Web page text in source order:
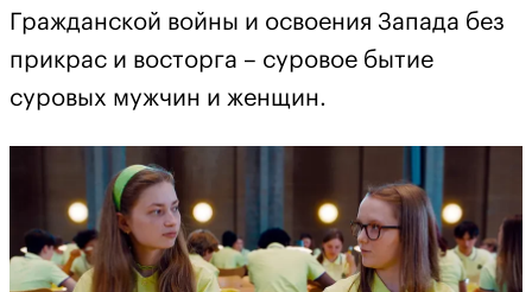
Гражданской войны и освоения Запада без
прикрас и восторга – суровое бытие
суровых мужчин и женщин.